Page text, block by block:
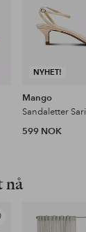
NYHET!
Mango
Sandaletter Sari
599 NOK
nå